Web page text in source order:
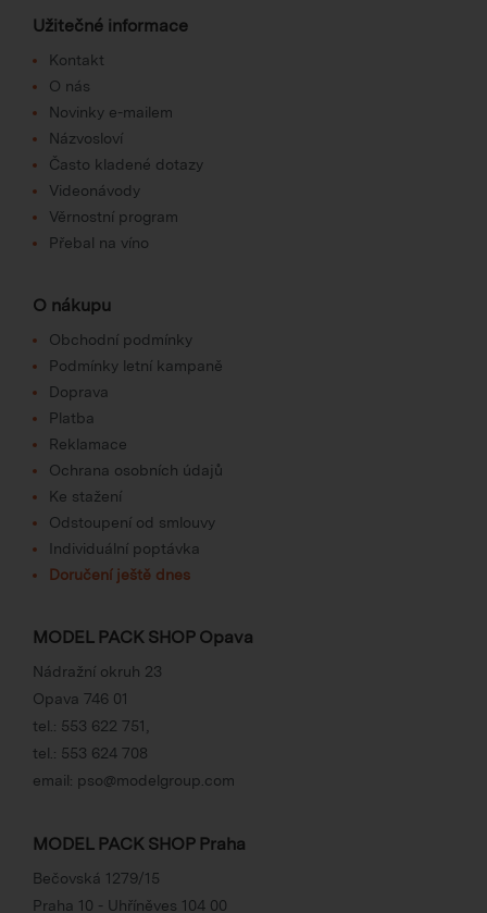
Užitečné informace
Kontakt
O nás
Novinky e-mailem
Názvosloví
Často kladené dotazy
Videonávody
Věrnostní program
Přebal na víno
O nákupu
Obchodní podmínky
Podmínky letní kampaně
Doprava
Platba
Reklamace
Ochrana osobních údajů
Ke stažení
Odstoupení od smlouvy
Individuální poptávka
Doručení ještě dnes
MODEL PACK SHOP Opava
Nádražní okruh 23
Opava 746 01
tel.: 553 622 751
tel.: 553 624 708
email: pso@modelgroup.com
MODEL PACK SHOP Praha
Bečovská 1279/15
Praha 10 - Uhříněves 104 00